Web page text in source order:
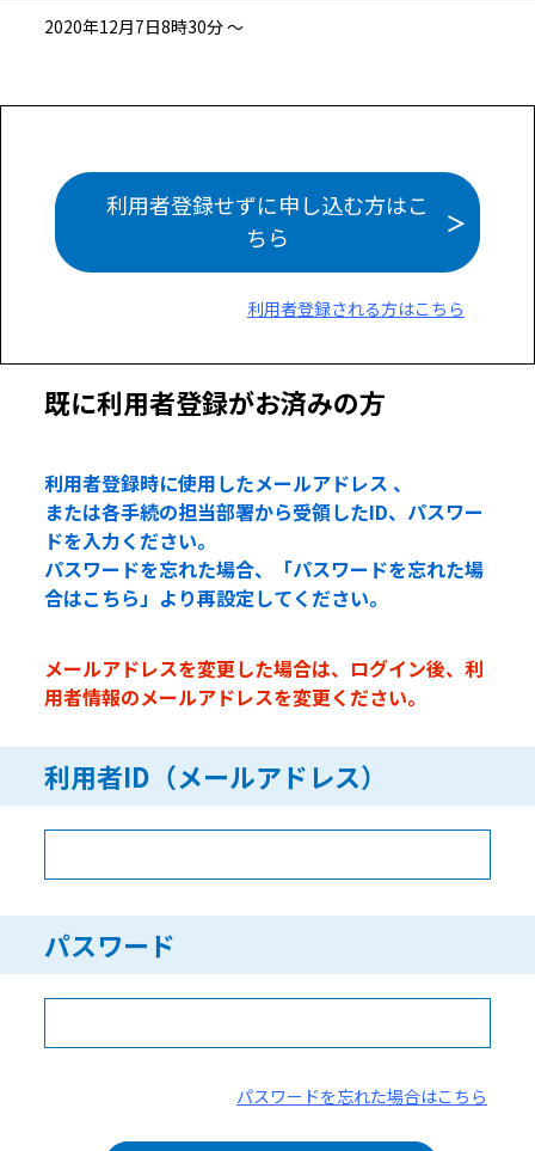
2020年12月7日8時30分 ～
利用者登録せずに申し込む方はこ
ちら
利用者登録される方はこちら
既に利用者登録がお済みの方
利用者登録時に使用したメールアドレス 、
または各手続の担当部署から受領したID、パスワー
ドを入力ください。
パスワードを忘れた場合、「パスワードを忘れた場
合はこちら」より再設定してください。
メールアドレスを変更した場合は、ログイン後、利
用者情報のメールアドレスを変更ください。
利用者ID（メールアドレス）
パスワード
パスワードを忘れた場合はこちら